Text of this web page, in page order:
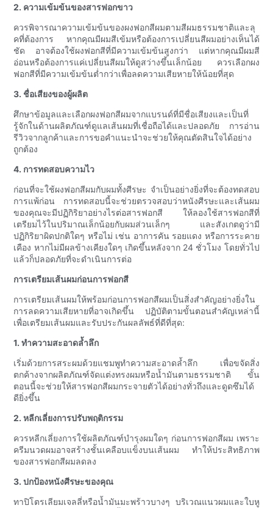
2. ความเข้มข้นของสารฟอกขาว
ควรพิจารณาความเข้มข้นของผงฟอกสีผมตามสีผมธรรมชาติและลุ
คที่ต้องการ หากคุณมีผมสีเข้มหรือต้องการเปลี่ยนสีผมอย่างเห็นได้
ชัด อาจต้องใช้ผงฟอกสีที่มีความเข้มข้นสูงกว่า แต่หากคุณมีผมสี
อ่อนหรือต้องการแค่เปลี่ยนสีผมให้ดูสว่างขึ้นเล็กน้อย ควรเลือกผง
ฟอกสีที่มีความเข้มข้นต่ำกว่าเพื่อลดความเสียหายให้น้อยที่สุด
3. ชื่อเสียงของผู้ผลิต
ศึกษาข้อมูลและเลือกผงฟอกสีผมจากแบรนด์ที่มีชื่อเสียงและเป็นที่
รู้จักในด้านผลิตภัณฑ์ดูแลเส้นผมที่เชื่อถือได้และปลอดภัย การอ่าน
รีวิวจากลูกค้าและการขอคำแนะนำจะช่วยให้คุณตัดสินใจได้อย่าง
ถูกต้อง
4. การทดสอบความไว
ก่อนที่จะใช้ผงฟอกสีผมกับผมทั้งศีรษะ จำเป็นอย่างยิ่งที่จะต้องทดสอบ
การแพ้ก่อน การทดสอบนี้จะช่วยตรวจสอบว่าหนังศีรษะและเส้นผม
ของคุณจะมีปฏิกิริยาอย่างไรต่อสารฟอกสี ให้ลองใช้สารฟอกสีที่
เตรียมไว้ในปริมาณเล็กน้อยกับผมส่วนเล็กๆ และสังเกตดูว่ามี
ปฏิกิริยาผิดปกติใดๆ หรือไม่ เช่น อาการคัน รอยแดง หรือการระคาย
เคือง หากไม่มีผลข้างเคียงใดๆ เกิดขึ้นหลังจาก 24 ชั่วโมง โดยทั่วไป
แล้วก็ปลอดภัยที่จะดำเนินการต่อ
การเตรียมเส้นผมก่อนการฟอกสี
การเตรียมเส้นผมให้พร้อมก่อนการฟอกสีผมเป็นสิ่งสำคัญอย่างยิ่งใน
การลดความเสียหายที่อาจเกิดขึ้น ปฏิบัติตามขั้นตอนสำคัญเหล่านี้
เพื่อเตรียมเส้นผมและรับประกันผลลัพธ์ที่ดีที่สุด:
1. ทำความสะอาดล้ำลึก
เริ่มด้วยการสระผมด้วยแชมพูทำความสะอาดล้ำลึก เพื่อขจัดสิ่ง
ตกค้างจากผลิตภัณฑ์จัดแต่งทรงผมหรือน้ำมันตามธรรมชาติ ขั้น
ตอนนี้จะช่วยให้สารฟอกสีผมกระจายตัวได้อย่างทั่วถึงและดูดซึมได้
ดียิ่งขึ้น
2. หลีกเลี่ยงการปรับพฤติกรรม
ควรหลีกเลี่ยงการใช้ผลิตภัณฑ์บำรุงผมใดๆ ก่อนการฟอกสีผม เพราะ
ครีมนวดผมอาจสร้างชั้นเคลือบแข็งบนเส้นผม ทำให้ประสิทธิภาพ
ของสารฟอกสีผมลดลง
3. ปกป้องหนังศีรษะของคุณ
ทาปิโตรเลียมเจลลี่หรือน้ำมันมะพร้าวบางๆ บริเวณแนวผมและใบหู